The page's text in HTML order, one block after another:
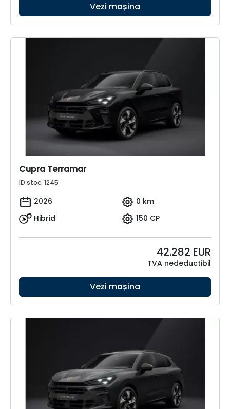
Vezi mașina
Cupra Terramar
ID stoc: 1245
2026
0 km
Hibrid
150 CP
42.282 EUR
TVA nedeductibil
Vezi mașina